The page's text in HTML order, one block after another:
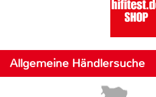
Allgemeine Händlersuche